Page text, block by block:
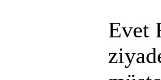
Evet